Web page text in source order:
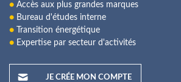
● Accès aux plus grandes marques
● Bureau d'études interne
● Transition énergétique
● Expertise par secteur d'activités
JE CRÉE MON COMPTE